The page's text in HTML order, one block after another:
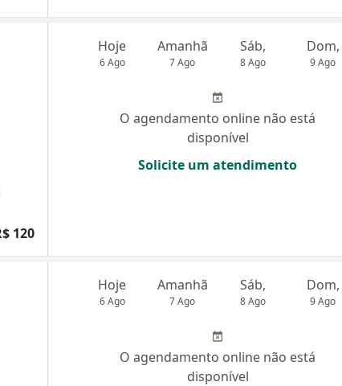
120
Hoje
6 Ago
Amanhã
7 Ago
Sáb,
8 Ago
Dom,
9 Ago
O agendamento online não está
disponível
Solicite um atendimento
Hoje
6 Ago
Amanhã
7 Ago
Sáb,
8 Ago
Dom,
9 Ago
O agendamento online não está
disponível